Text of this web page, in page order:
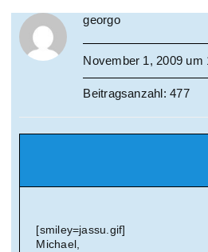
georgo
November 1, 2009 um
Beitragsanzahl: 477
[smiley=jassu.gif]
Michael,